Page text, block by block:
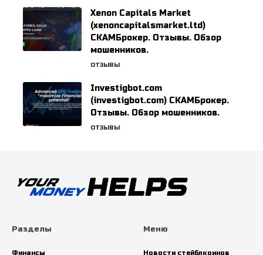
Xenon Capitals Market
(xenoncapitalsmarket.ltd)
СКАМБрокер. Отзывы. Обзор
мошенников.
ОТЗЫВЫ
Investigbot.com
(investigbot.com) СКАМБрокер.
Отзывы. Обзор мошенников.
ОТЗЫВЫ
Разделы
Финансы
Меню
Новости стейблкоинов